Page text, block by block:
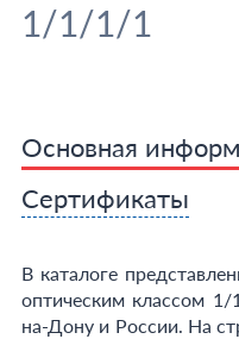
1/1/1/1
Основная
Сертификаты
В каталоге
оптическим классом
на-Дону и России. На